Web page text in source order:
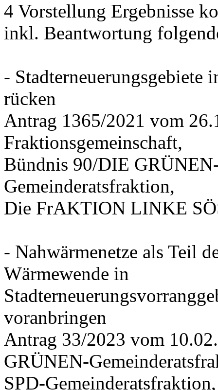
4 Vorstellung Ergebnisse
inkl. Beantwortung
- Stadterneuerungsgebiete
rücken
Antrag 1365/2021 vom
Fraktionsgemeinschaft,
Bündnis 90/DIE
Gemeinderatsfraktion,
Die FrAKTION LINKE
- Nahwärmenetze als Teil
Wärmewende in
voranbringen
Antrag 33/2023 vom
GRÜNEN-
SPD-